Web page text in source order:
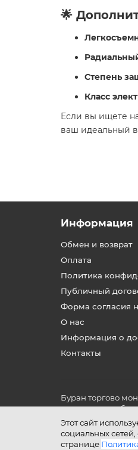
🌟
Степень
Класс
Если вы ищете
ваш идеальный
Этот сайт
социальных
странице
Информация
Обмен и возврат
Оплата
Политика
Публичный
Форма согласия
О нас
Информация о
Контакты
Буран торгово
не является
и условиях его